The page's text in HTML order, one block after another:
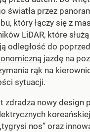
światła przez
który łączy się z
LiDAR, które
odległość do
jazdę na
rąk na
sytuacji.
zdradza nowy design
nos” oraz